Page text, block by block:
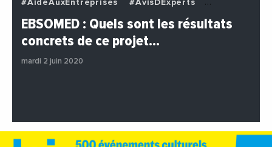
#AideAuxEntreprises
#AvisDExperts
#BuzzNews
#Decideurs
#Entreprises
#Institutions
EBSOMED : Quels sont les résultats
concrets de ce projet…
mardi 2 juin 2020